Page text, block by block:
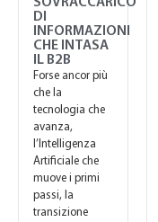
DI
INFORMAZIONI
CHE INTASA
IL B2B
Forse ancor più
che la
tecnologia che
avanza,
l’Intelligenza
Artificiale che
muove i primi
passi, la
transizione